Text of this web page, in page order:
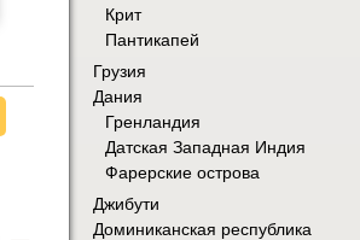
Крит
Пантикапей
Грузия
Дания
Гренландия
Датская Западная Индия
Фарерские острова
Джибути
Доминиканская республика